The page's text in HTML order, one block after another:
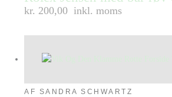
kr. 200,00 inkl. moms
AF SANDRA SCHWARTZ